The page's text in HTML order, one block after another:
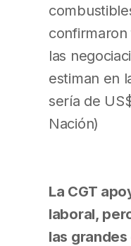
las
estiman en
sería de
Nación)
La CGT
laboral,
las